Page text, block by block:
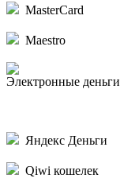
MasterCard
Maestro
Электронные деньги
Яндекс Деньги
Qiwi кошелек